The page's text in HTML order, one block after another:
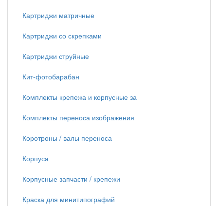
Картриджи матричные
Картриджи со скрепками
Картриджи струйные
Кит-фотобарабан
Комплекты крепежа и корпусные за
Комплекты переноса изображения
Коротроны / валы переноса
Корпуса
Корпусные запчасти / крепежи
Краска для минитипографий